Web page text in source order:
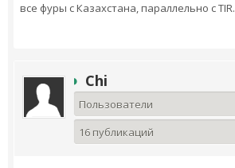
все фуры с Казахстана, параллельно с TIR.
Chi
Пользователи
16 публикаций